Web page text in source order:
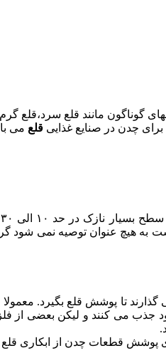
گوناگون مانند قلع سرد،قلع
چدن در صنایع غذایی قلع می
به هیچ عنوان توصیه نمی شود
به خود جذب می کنند و لیکن
پوشش قطعات چدن از ابکاری قلع